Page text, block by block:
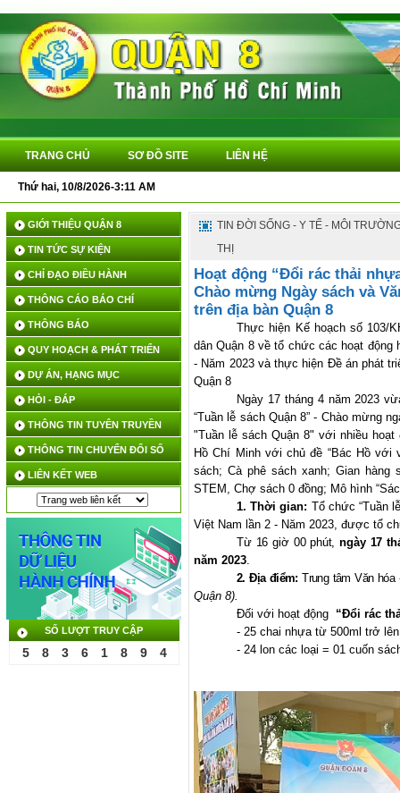
TRANG CHỦ SƠ ĐỒ SITE LIÊN HỆ
Thứ hai, 10/8/2026-3:11 AM
GIỚI THIỆU QUẬN 8
TIN TỨC SỰ KIỆN
CHỈ ĐẠO ĐIỀU HÀNH
THÔNG CÁO BÁO CHÍ
THÔNG BÁO
QUY HOẠCH & PHÁT TRIỂN
DỰ ÁN, HẠNG MỤC
HỎI - ĐÁP
THÔNG TIN TUYÊN TRUYỀN
THÔNG TIN CHUYỂN ĐỔI SỐ
LIÊN KẾT WEB
SỐ LƯỢT TRUY CẬP
5 8 3 6 1 8 9 4
TIN ĐỜI SỐNG - Y TẾ - MÔI
THỊ
Hoạt động “Đổi rác thải
Chào mừng Ngày sách và
trên địa bàn Quận 8
Thực hiện Kế hoạch số 103/
dân Quận 8 về tổ chức các hoạt
- Năm 2023 và thực hiện Đề án phát
Quận 8
Ngày 17 tháng 4 năm 2023
“Tuần lễ sách Quận 8” - Chào mừng
"Tuần lễ sách Quận 8" với nhiều hoạt
Hồ Chí Minh với chủ đề “Bác Hồ với
sách; Cà phê sách xanh; Gian hàng
STEM, Chợ sách 0 đồng; Mô hình
1. Thời gian: Tổ chức “Tuần
Việt Nam lần 2 - Năm 2023, được tổ
Từ 16 giờ 00 phút,ngày 17
năm 2023.
2. Địa điểm: Trung tâm Văn
Quận 8).
Đối với hoạt động “Đổi rác
- 25 chai nhựa từ 500ml trở
- 24 lon các loại = 01 cuốn